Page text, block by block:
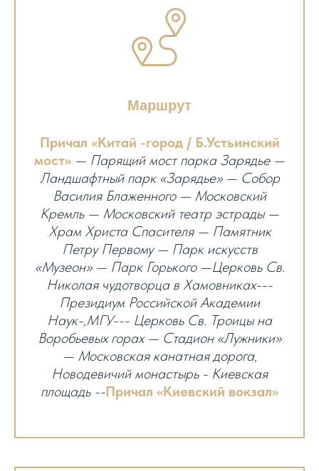
Маршрут
Причал «Китай -город / Б.Устьинский
мост» — Парящий мост парка Зарядье —
Ландшафтный парк «Зарядье» — Собор
Василия Блаженного — Московский
Кремль — Московский театр эстрады —
Храм Христа Спасителя — Памятник
Петру Первому — Парк искусств
«Музеон» — Парк Горького —Церковь Св.
Николая чудотворца в Хамовниках---
Президиум Российской Академии
Наук-,МГУ--- Церковь Св. Троицы на
Воробьевых горах — Стадион «Лужники»
— Московская канатная дорога,
Новодевичий монастырь - Киевская
площадь --Причал «Киевский вокзал»